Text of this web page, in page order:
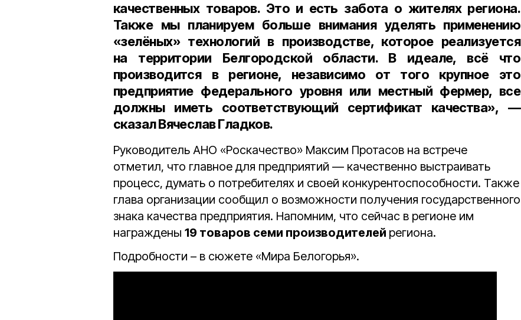
качественных товаров. Это и есть забота о жителях региона.
Также мы планируем больше внимания уделять применению
«зелёных» технологий в производстве, которое реализуется
на территории Белгородской области. В идеале, всё что
производится в регионе, независимо от того крупное это
предприятие федерального уровня или местный фермер, все
должны иметь соответствующий сертификат качества», —
сказал Вячеслав Гладков.
Руководитель АНО «Роскачество» Максим Протасов на встрече
отметил, что главное для предприятий — качественно выстраивать
процесс, думать о потребителях и своей конкурентоспособности. Также
глава организации сообщил о возможности получения государственного
знака качества предприятия. Напомним, что сейчас в регионе им
награждены 19 товаров семи производителей региона.
Подробности – в сюжете «Мира Белогорья».